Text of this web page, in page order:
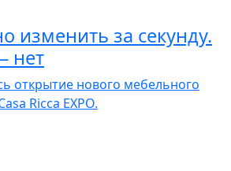
изменить за секунду.
нет
открытие нового мебельного
Ricca EXPO.